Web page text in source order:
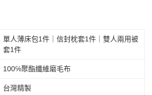
單人薄床包1件｜信封枕套1件｜雙人兩用被
套1件
100℅聚酯纖維磨毛布
台灣精製